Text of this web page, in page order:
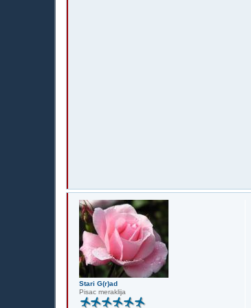
Stari G(r)ad
Pisac meraklija